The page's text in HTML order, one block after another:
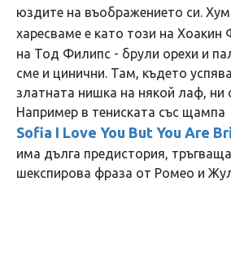
юздите на въображението си.
харесваме е като този на Хоакин
на Тод Филипс - брули орехи и
сме и цинични. Там, където
златната нишка на някой лаф, ни
Например в тениската със щампа
Sofia I Love You But You Are
има дълга предистория,
шекспирова фраза от Ромео и